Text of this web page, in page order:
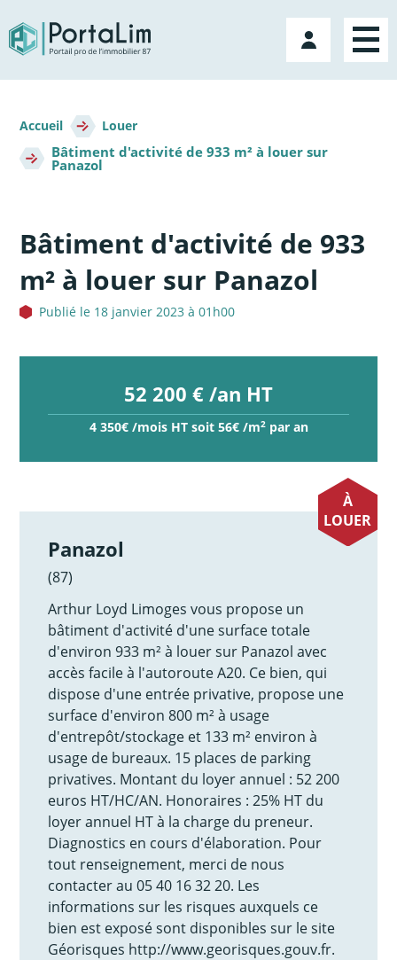
directement
au
contenu
Mon
compte
d'Ariane
Accueil Louer
Bâtiment d'activité de 933 m² à louer sur
Panazol
Bâtiment d'activité de 933
m² à louer sur Panazol
Publié le 18 janvier 2023 à 01h00
52 200 € /an HT
4 350€ /mois HT soit 56€ /m2par an
À
LOUER
Panazol
(87)
Arthur Loyd Limoges vous propose un
bâtiment d'activité d'une surface totale
d'environ 933 m² à louer sur Panazol avec
accès facile à l'autoroute A20. Ce bien, qui
dispose d'une entrée privative, propose une
surface d'environ 800 m² à usage
d'entrepôt/stockage et 133 m² environ à
usage de bureaux. 15 places de parking
privatives. Montant du loyer annuel : 52 200
euros HT/HC/AN. Honoraires : 25% HT du
loyer annuel HT à la charge du preneur.
Diagnostics en cours d'élaboration. Pour
tout renseignement, merci de nous
contacter au 05 40 16 32 20. Les
informations sur les risques auxquels ce
bien est exposé sont disponibles sur le site
Géorisques http://www.georisques.gouv.fr.